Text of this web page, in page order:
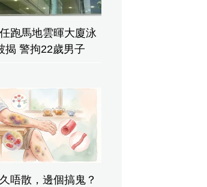
跑馬地雲暉大廈泳
揭 警拘22歲男子
唔散，邊個搞鬼？